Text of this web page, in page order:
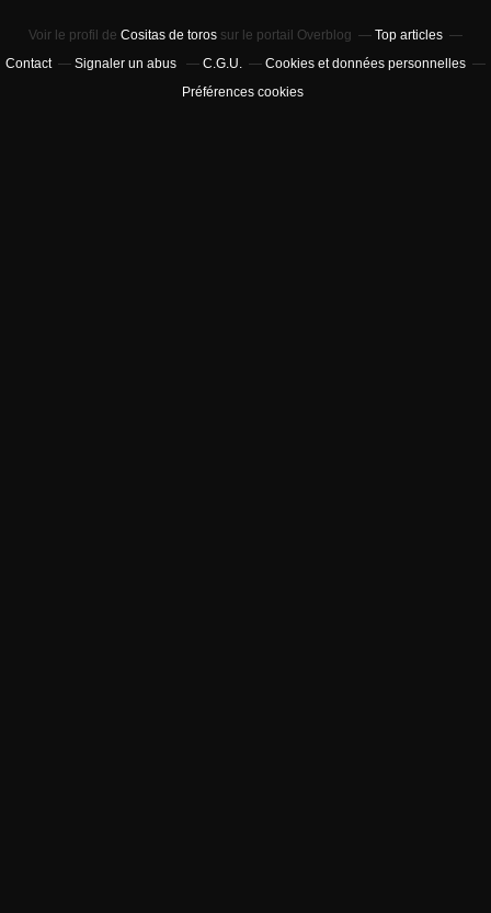
Voir le profil de Cositas de toros sur le portail Overblog
Top articles
Contact
Signaler un abus C.G.U.
Cookies et données personnelles
Préférences cookies